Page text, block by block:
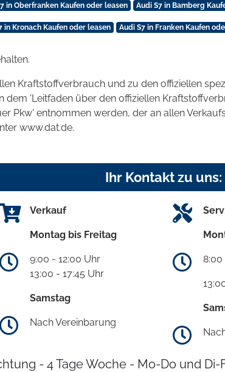
in Oberfranken Kaufen oder leasen Audi S7 in Bamberg
in Kronach Kaufen oder leasen Audi S7 in Franken Kaufen
Kraftstoffverbrauch und zu den offiziellen
'Leitfaden über den offiziellen
Pkw' entnommen werden, der an allen
www.dat.de.
Ihr Kontakt zu uns:
Verkauf
Montag bis Freitag
9:00 - 12:00 Uhr
13:00 - 17:45 Uhr
Samstag
Nach Vereinbarung
8:00
- 4 Tage Woche - Mo-Do und